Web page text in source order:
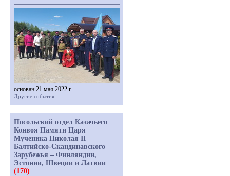
основан 21 мая 2022 г.
Другие события
Посольский отдел Казачьего
Конвоя Памяти Царя
Мученика Николая II
Балтийско-Скандинавского
Зарубежья – Финляндии,
Эстонии, Швеции и Латвии
(170)